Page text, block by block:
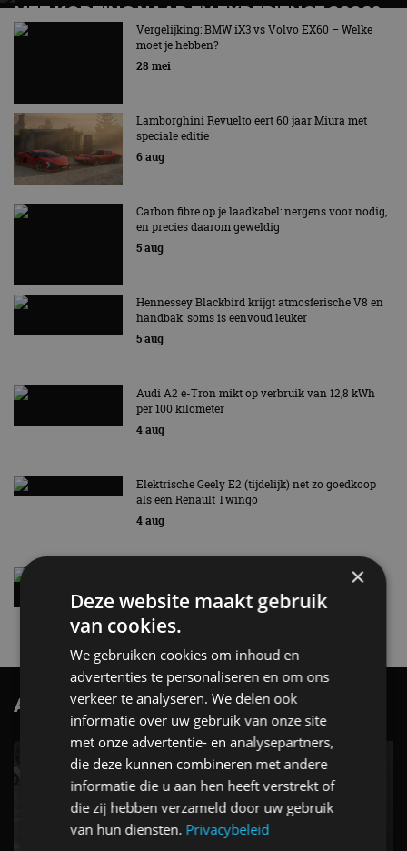
MET KORTING NAAR EV EXPERIENCE 2026?
AUTORAI REGELT HET!
EV Experience 2026 van 24 tot 26 september
Vergelijking: BMW iX3 vs Volvo EX60 – Welke
moet je hebben?
28 mei
Lamborghini Revuelto eert 60 jaar Miura met
speciale editie
6 aug
Carbon fibre op je laadkabel: nergens voor nodig,
en precies daarom geweldig
5 aug
Hennessey Blackbird krijgt atmosferische V8 en
handbak: soms is eenvoud leuker
5 aug
Audi A2 e-Tron mikt op verbruik van 12,8 kWh
per 100 kilometer
4 aug
Elektrische Geely E2 (tijdelijk) net zo goedkoop
als een Renault Twingo
4 aug
kilometer en wordt goedkoper
4 aug
AutoRAI.nl TV SUBSCRIBE
×
Deze website maakt gebruik
van cookies.
We gebruiken cookies om inhoud en
advertenties te personaliseren en om ons
verkeer te analyseren. We delen ook
informatie over uw gebruik van onze site
met onze advertentie- en analysepartners,
die deze kunnen combineren met andere
informatie die u aan hen heeft verstrekt of
die zij hebben verzameld door uw gebruik
van hun diensten. Privacybeleid